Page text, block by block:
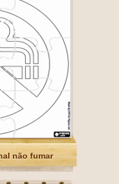
não fumar